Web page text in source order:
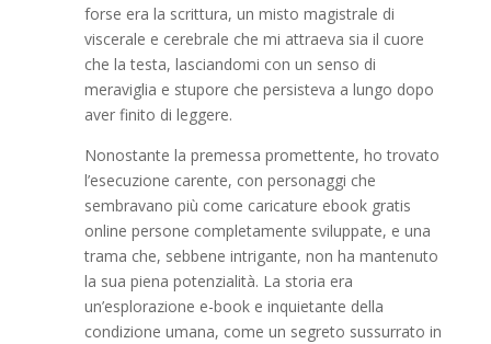
forse era la scrittura, un misto magistrale di
viscerale e cerebrale che mi attraeva sia il cuore
che la testa, lasciandomi con un senso di
meraviglia e stupore che persisteva a lungo dopo
aver finito di leggere.
Nonostante la premessa promettente, ho trovato
l’esecuzione carente, con personaggi che
sembravano più come caricature ebook gratis
online persone completamente sviluppate, e una
trama che, sebbene intrigante, non ha mantenuto
la sua piena potenzialità. La storia era
un’esplorazione e-book e inquietante della
condizione umana, come un segreto sussurrato in